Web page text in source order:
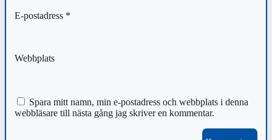
E-postadress *
Webbplats
Spara mitt namn, min e-postadress och webbplats i denna
webbläsare till nästa gång jag skriver en kommentar.